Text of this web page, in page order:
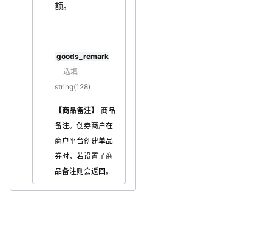
额。
goods_remark
选填
string(128)
【商品备注】
商品
备注。创券商户在
商户平台创建单品
券时，若设置了商
品备注则会返回。